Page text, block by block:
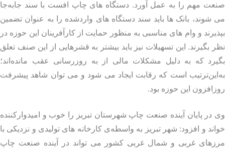
مهم را به عمل آورد. دستگاه‌ های چاپ افست با سند جابه‌جا
شوند، بانک‌ ها باید سند دستگاه‌ های واردشده را به‌ عنوان تضمین
و وام‌ های مناسبی به‌ منظور حمایت از کارآفرینان این حوزه در
بگیرند. این تسهیلات نیز باید بیشتر به قشرهایی از این صنف تعلق
که به دلیل مشکلات مالی از به‌ روزرسانی عقب‌ مانده‌اند؛
است که رقابت ایجاد می‌ شود و می‌ توان شاهد پیشرفت
این حوزه بود.
در پایان آینده صنعت چاپ شهرستان تبریز را خوب و امیدوارکننده
و افزود: شهر تبریز به‌ واسطه‌ی کارخانه‌ های تولیدی و نزدیکی با
غربی و شمال غربی کشور می‌ تواند در آینده صنعت چاپ